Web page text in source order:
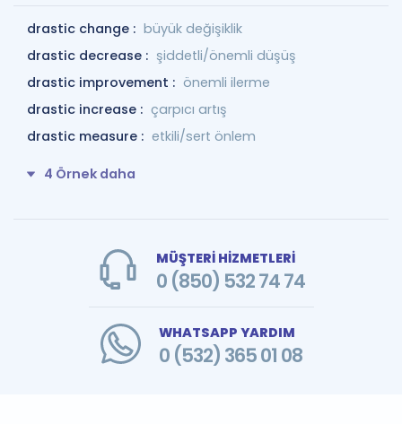
drastic change : büyük değişiklik
drastic decrease : şiddetli/önemli düşüş
drastic improvement : önemli ilerme
drastic increase : çarpıcı artış
drastic measure : etkili/sert önlem
4 Örnek daha
MÜŞTERİ HİZMETLERİ
0 (850) 532 74 74
WHATSAPP YARDIM
0 (532) 365 01 08